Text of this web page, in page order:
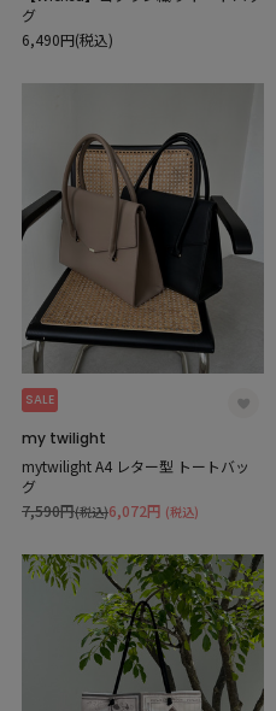
グ
6,490円(税込)
SALE
my twilight
mytwilight A4 レター型 トートバッ
グ
6,072円 (税込)
7,590円(税込)